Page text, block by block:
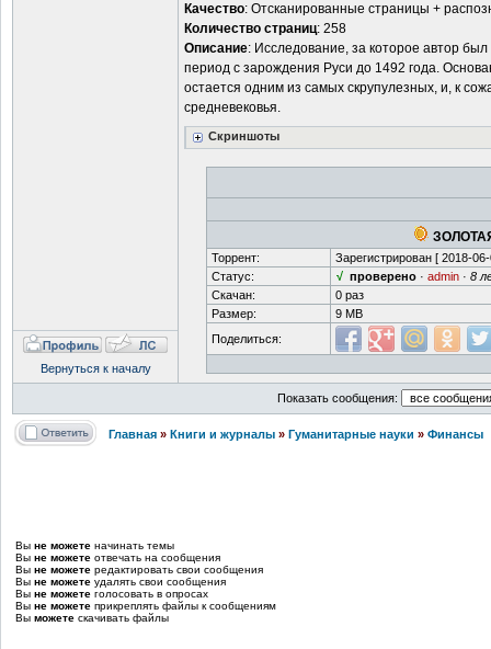
Качество: Отсканированные страницы +
Количество страниц: 258
Описание: Исследование, за которое автор
период с зарождения Руси до 1492 года.
остается одним из самых скрупулезных, и, к
средневековья.
Скриншоты
Торрент: Зарегистрирован [ 2018-
Статус:
√ проверено · admin · 8
Скачан:
0 раз
Размер:
9 MB
Поделиться:
Вернуться к началу
Показать сообщения:
Главная » Книги и журналы » Гуманитарные науки » Финансы
Вы не можете начинать темы
Вы не можете отвечать на сообщения
Вы не можете редактировать свои сообщения
Вы не можете удалять свои сообщения
Вы не можете голосовать в опросах
Вы не можете прикреплять файлы к сообщениям
Вы можете скачивать файлы